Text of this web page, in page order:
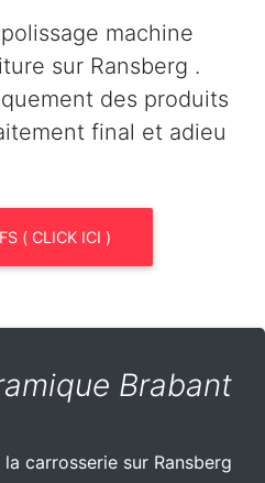
machine
sur Ransberg .
des produits
final et adieu
( CLICK ICI )
Brabant
carrosserie sur Ransberg